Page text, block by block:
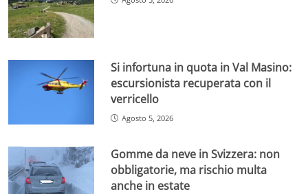
Si infortuna in quota in Val Masino:
escursionista recuperata con il
verricello
Agosto 5, 2026
Gomme da neve in Svizzera: non
obbligatorie, ma rischio multa
anche in estate